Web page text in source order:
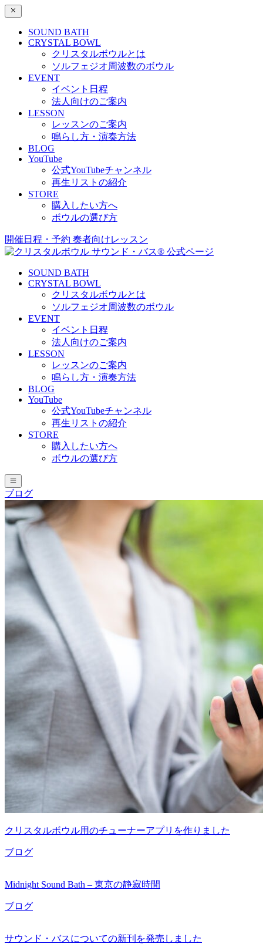
SOUND BATH
CRYSTAL BOWL
クリスタルボウルとは
ソルフェジオ周波数のボウル
EVENT
イベント日程
法人向けのご案内
LESSON
レッスンのご案内
鳴らし方・演奏方法
BLOG
YouTube
公式YouTubeチャンネル
再生リストの紹介
STORE
購入したい方へ
ボウルの選び方
開催日程・予約 奏者向けレッスン
SOUND BATH
CRYSTAL BOWL
クリスタルボウルとは
ソルフェジオ周波数のボウル
EVENT
イベント日程
法人向けのご案内
LESSON
レッスンのご案内
鳴らし方・演奏方法
BLOG
YouTube
公式YouTubeチャンネル
再生リストの紹介
STORE
購入したい方へ
ボウルの選び方
ブログ
クリスタルボウル用のチューナーアプリを作りました
ブログ
Midnight Sound Bath – 東京の静寂時間
ブログ
サウンド・バスについての新刊を発売しました